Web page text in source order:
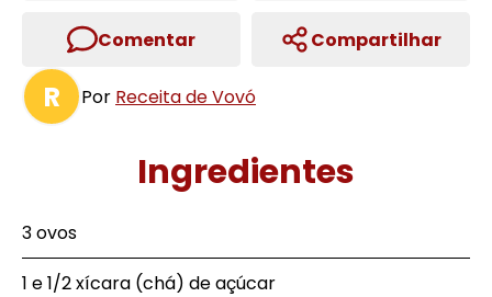
Comentar Compartilhar
R Por Receita de Vovó
Ingredientes
3 ovos
1 e 1/2 xícara (chá) de açúcar